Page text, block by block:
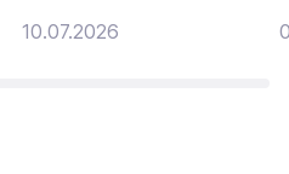
10.07.2026